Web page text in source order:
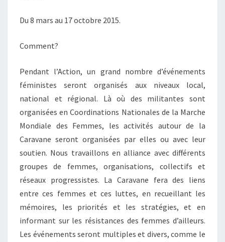
Du 8 mars au 17 octobre 2015.
Comment?
Pendant l’Action, un grand nombre d’événements
féministes seront organisés aux niveaux local,
national et régional. Là où des militantes sont
organisées en Coordinations Nationales de la Marche
Mondiale des Femmes, les activités autour de la
Caravane seront organisées par elles ou avec leur
soutien. Nous travaillons en alliance avec différents
groupes de femmes, organisations, collectifs et
réseaux progressistes. La Caravane fera des liens
entre ces femmes et ces luttes, en recueillant les
mémoires, les priorités et les stratégies, et en
informant sur les résistances des femmes d’ailleurs.
Les événements seront multiples et divers, comme le